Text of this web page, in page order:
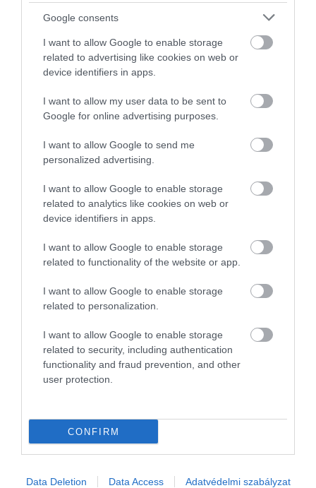
Google consents
I want to allow Google to enable storage
related to advertising like cookies on web or
device identifiers in apps.
I want to allow my user data to be sent to
Google for online advertising purposes.
I want to allow Google to send me
personalized advertising.
I want to allow Google to enable storage
related to analytics like cookies on web or
device identifiers in apps.
I want to allow Google to enable storage
related to functionality of the website or app.
I want to allow Google to enable storage
related to personalization.
I want to allow Google to enable storage
related to security, including authentication
functionality and fraud prevention, and other
user protection.
CONFIRM
Data Deletion Data Access Adatvédelmi szabályzat
bankbetéthez képest, hogy adómentes.
Olvasd el ezt is!
Rákaptak a hazai megtakarítók erre a befektetésre
Öt használt autó, ami jó befektetés lehet
pénzügyek betéti kamat pénz kamat